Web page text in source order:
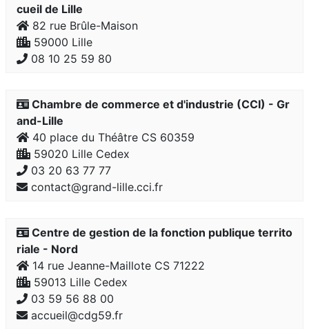
cueil de Lille
82 rue Brûle-Maison
59000 Lille
08 10 25 59 80
Chambre de commerce et d'industrie (CCI) - Gr
and-Lille
40 place du Théâtre CS 60359
59020 Lille Cedex
03 20 63 77 77
contact@grand-lille.cci.fr
Centre de gestion de la fonction publique territo
riale - Nord
14 rue Jeanne-Maillote CS 71222
59013 Lille Cedex
03 59 56 88 00
accueil@cdg59.fr